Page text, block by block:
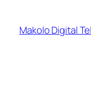
Makolo Digital